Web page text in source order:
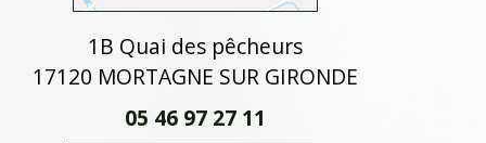
1B Quai des pêcheurs
17120 MORTAGNE SUR GIRONDE
05 46 97 27 11